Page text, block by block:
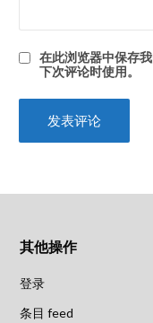
在此浏览器中保存
下次评论时使用。
其他操作
登录
条目 feed